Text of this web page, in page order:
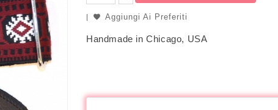
Aggiungi Ai Preferiti
Handmade in Chicago, USA